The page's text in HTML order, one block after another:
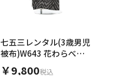
七五三レンタル(3歳男児
被布)W643 花わらべク
リームラメ×黒地レース
￥9,800税込